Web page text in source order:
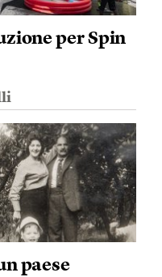
per Spin
paese